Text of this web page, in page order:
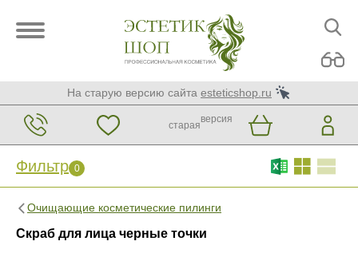
На старую версию сайта esteticshop.ru
старая
версия
Фильтр 0
Очищающие косметические пилинги
Скраб для лица черные точки
Фильтр 0